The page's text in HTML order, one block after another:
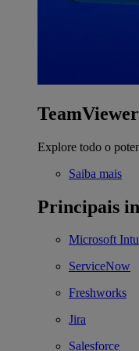
Explore todo o
Saiba mais
Principais
Microsoft
ServiceNow
Freshworks
Jira
Salesforce